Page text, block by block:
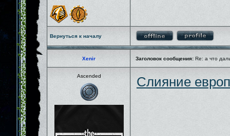
Вернуться к началу
Xenir Заголовок сообщения: Re: а что
Ascended Слияние